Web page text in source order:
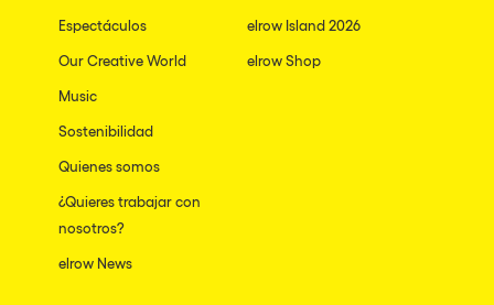
Espectáculos
Our Creative World
Music
Sostenibilidad
Quienes somos
¿Quieres trabajar con
nosotros?
elrow News
elrow Island 2026
elrow Shop